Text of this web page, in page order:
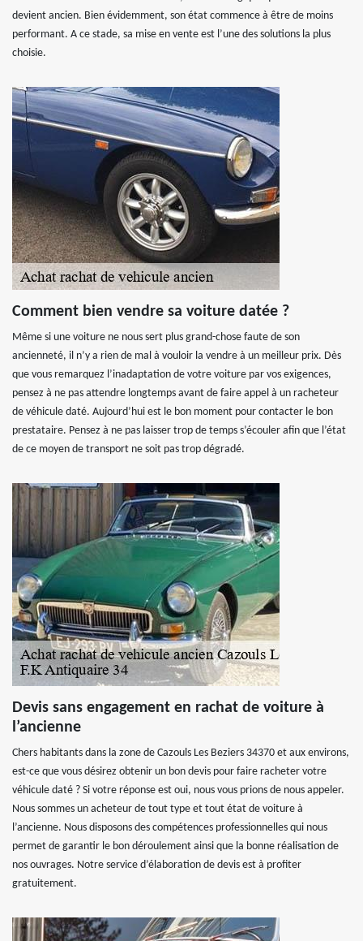
devient ancien. Bien évidemment, son état commence à être de moins
performant. A ce stade, sa mise en vente est l’une des solutions la plus
choisie.
Comment bien vendre sa voiture datée ?
Même si une voiture ne nous sert plus grand-chose faute de son
ancienneté, il n’y a rien de mal à vouloir la vendre à un meilleur prix. Dès
que vous remarquez l’inadaptation de votre voiture par vos exigences,
pensez à ne pas attendre longtemps avant de faire appel à un racheteur
de véhicule daté. Aujourd’hui est le bon moment pour contacter le bon
prestataire. Pensez à ne pas laisser trop de temps s’écouler afin que l’état
de ce moyen de transport ne soit pas trop dégradé.
Devis sans engagement en rachat de voiture à
l’ancienne
Chers habitants dans la zone de Cazouls Les Beziers 34370 et aux environs,
est-ce que vous désirez obtenir un bon devis pour faire racheter votre
véhicule daté ? Si votre réponse est oui, nous vous prions de nous appeler.
Nous sommes un acheteur de tout type et tout état de voiture à
l’ancienne. Nous disposons des compétences professionnelles qui nous
permet de garantir le bon déroulement ainsi que la bonne réalisation de
nos ouvrages. Notre service d’élaboration de devis est à profiter
gratuitement.